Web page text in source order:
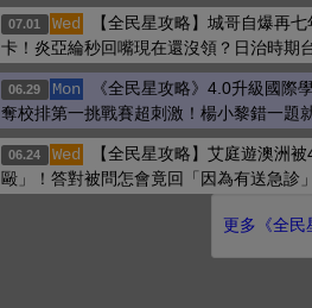
07.01 Wed
【全民星攻略】城哥自爆再
卡！炎亞綸秒回嘴現在還沒領？日治時期
06.29 Mon
《全民星攻略》4.0升級國際
奪校排第一挑戰賽超刺激！楊小黎錯一題
06.24 Wed
【全民星攻略】艾庭遊澳洲
毆」！答對被問怎會竟回「因為有送急診
更多《全民